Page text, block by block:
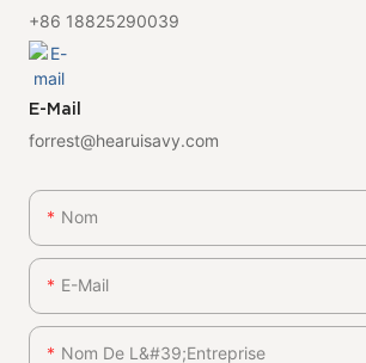
+86 18825290039
E-Mail
forrest@hearuisavy.com
Nom
E-Mail
Nom De L&#39;entreprise